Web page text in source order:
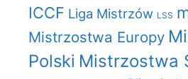
ICCF Liga Mistrzów LSS
Mistrzostwa Europy
Polski Mistrzostwa